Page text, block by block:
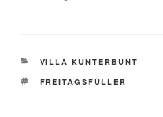
KATEGORIEN
VILLA KUNTERBUNT
SCHLAGWÖRTER
FREITAGSFÜLLER